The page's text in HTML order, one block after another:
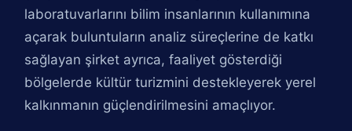
laboratuvarlarını bilim insanlarının kullanımına
açarak buluntuların analiz süreçlerine de katkı
sağlayan şirket ayrıca, faaliyet gösterdiği
bölgelerde kültür turizmini destekleyerek yerel
kalkınmanın güçlendirilmesini amaçlıyor.